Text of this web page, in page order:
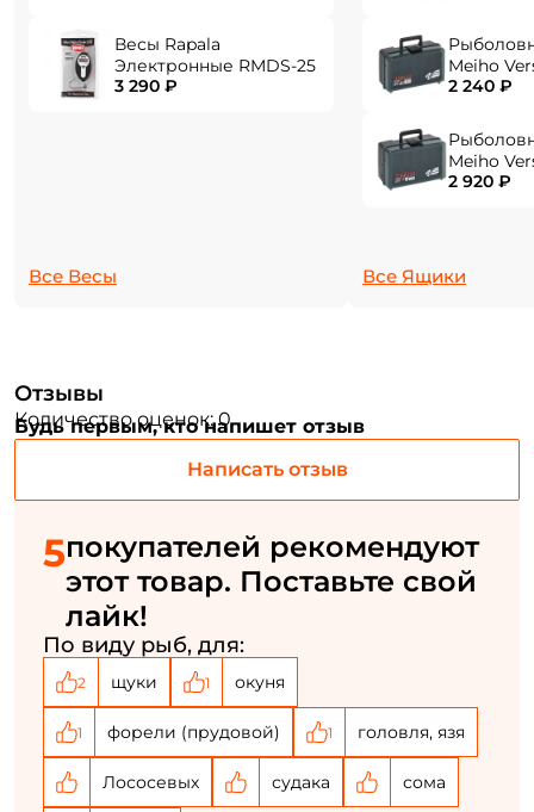
Весы Rapala
Электронные RMDS-25
3 290 ₽
Все Весы
Meiho
2 240 ₽
Meiho
2 920 ₽
Все Ящики
Отзывы
Количество оценок: 0
Будь первым, кто напишет отзыв
Написать отзыв
5покупателей рекомендуют
этот товар. Поставьте свой
лайк!
По виду рыб, для:
2 щуки 1 окуня
1 форели (прудовой) 1 головля, язя
Лососевых судака сома
ФИО: *
Придумайте пароль: *
Заполняя данную форму вы соглашаетесь на обработку
персональных данных
Создать аккаунт
У меня уже есть аккаунт